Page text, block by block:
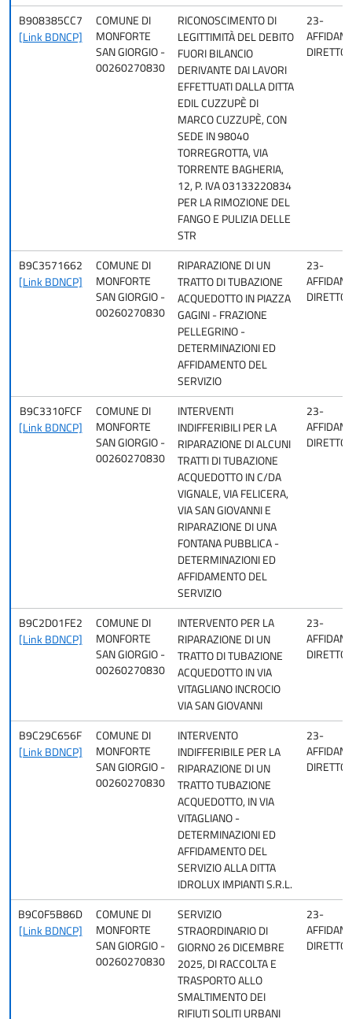
B908385CC7
[Link BDNCP]
COMUNE DI
MONFORTE
SAN GIORGIO -
00260270830
RICONOSCIMENTO DI
LEGITTIMITÀ DEL DEBITO
FUORI BILANCIO
DERIVANTE DAI LAVORI
EFFETTUATI DALLA DITTA
EDIL CUZZUPÈ DI
MARCO CUZZUPÈ, CON
SEDE IN 98040
TORREGROTTA, VIA
TORRENTE BAGHERIA,
12, P. IVA 03133220834
PER LA RIMOZIONE DEL
FANGO E PULIZIA DELLE
STR
23-
DIRETTO
B9C3571662
[Link BDNCP]
COMUNE DI
MONFORTE
SAN GIORGIO -
00260270830
RIPARAZIONE DI UN
TRATTO DI TUBAZIONE
ACQUEDOTTO IN PIAZZA
GAGINI - FRAZIONE
PELLEGRINO -
DETERMINAZIONI ED
AFFIDAMENTO DEL
SERVIZIO
23-
DIRETTO
B9C3310FCF
[Link BDNCP]
COMUNE DI
MONFORTE
SAN GIORGIO -
00260270830
INTERVENTI
INDIFFERIBILI PER LA
RIPARAZIONE DI ALCUNI
TRATTI DI TUBAZIONE
ACQUEDOTTO IN C/DA
VIGNALE, VIA FELICERA,
VIA SAN GIOVANNI E
RIPARAZIONE DI UNA
FONTANA PUBBLICA -
DETERMINAZIONI ED
AFFIDAMENTO DEL
SERVIZIO
23-
DIRETTO
B9C2D01FE2
[Link BDNCP]
COMUNE DI
MONFORTE
SAN GIORGIO -
00260270830
INTERVENTO PER LA
RIPARAZIONE DI UN
TRATTO DI TUBAZIONE
ACQUEDOTTO IN VIA
VITAGLIANO INCROCIO
VIA SAN GIOVANNI
23-
DIRETTO
B9C29C656F
[Link BDNCP]
COMUNE DI
MONFORTE
SAN GIORGIO -
00260270830
INTERVENTO
INDIFFERIBILE PER LA
RIPARAZIONE DI UN
TRATTO TUBAZIONE
ACQUEDOTTO, IN VIA
VITAGLIANO -
DETERMINAZIONI ED
AFFIDAMENTO DEL
SERVIZIO ALLA DITTA
IDROLUX IMPIANTI S.R.L.
23-
DIRETTO
B9C0F5B86D
[Link BDNCP]
COMUNE DI
MONFORTE
SAN GIORGIO -
00260270830
SERVIZIO
STRAORDINARIO DI
GIORNO 26 DICEMBRE
2025, DI RACCOLTA E
TRASPORTO ALLO
SMALTIMENTO DEI
RIFIUTI SOLITI URBANI
23-
DIRETTO